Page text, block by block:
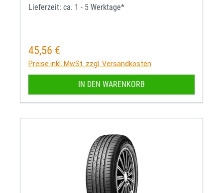
Lieferzeit: ca. 1 - 5 Werktage*
Regulärer Preis:
45,56 €
Preise inkl. MwSt. zzgl. Versandkosten
IN DEN WARENKORB